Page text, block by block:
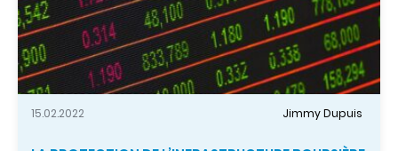
15.02.2022 Jimmy Dupuis